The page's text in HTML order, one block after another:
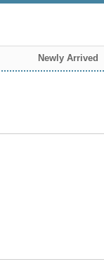
Newly Arrived